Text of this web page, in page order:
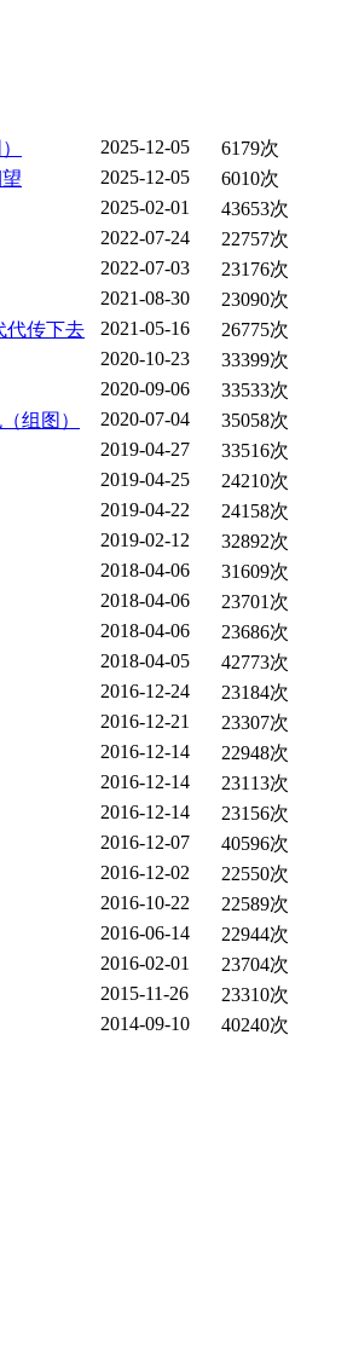
2025-12-05
6179次
2025-12-05
6010次
2025-02-01
43653次
2022-07-24
22757次
2022-07-03
23176次
2021-08-30
23090次
代传下去
2021-05-16
26775次
2020-10-23
33399次
2020-09-06
33533次
组图）
2020-07-04
35058次
2019-04-27
33516次
2019-04-25
24210次
2019-04-22
24158次
2019-02-12
32892次
2018-04-06
31609次
2018-04-06
23701次
2018-04-06
23686次
2018-04-05
42773次
2016-12-24
23184次
2016-12-21
23307次
2016-12-14
22948次
2016-12-14
23113次
2016-12-14
23156次
2016-12-07
40596次
2016-12-02
22550次
2016-10-22
22589次
2016-06-14
22944次
2016-02-01
23704次
2015-11-26
23310次
2014-09-10 40240次